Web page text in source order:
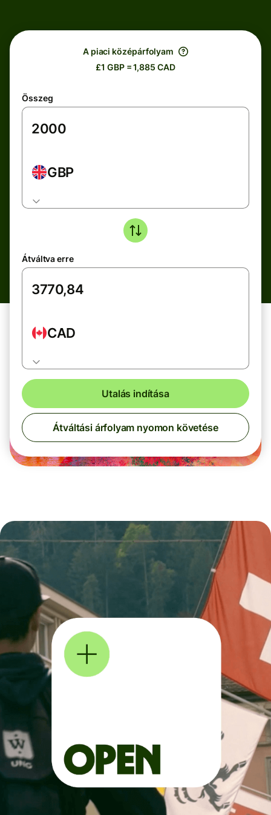
A piaci középárfolyam
£1 GBP = 1,885 CAD
Összeg
GBP
Átváltva erre
CAD
Utalás indítása
Átváltási árfolyam nyomon követése